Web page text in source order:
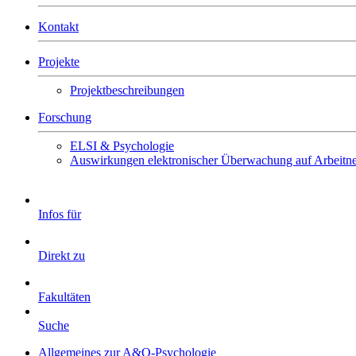
Kontakt
Projekte
Projektbeschreibungen
Forschung
ELSI & Psychologie
Auswirkungen elektronischer Überwachung auf
Infos für
Direkt zu
Fakultäten
Suche
Allgemeines zur A&O-Psychologie